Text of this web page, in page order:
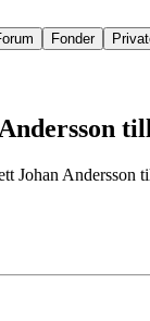
Fonder
Johan